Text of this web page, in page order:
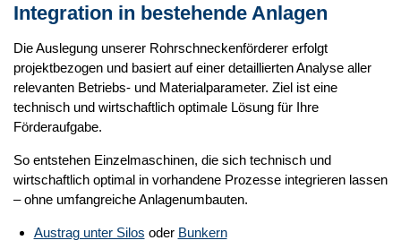
Integration in bestehende Anlagen
Die Auslegung unserer Rohrschneckenförderer erfolgt
projektbezogen und basiert auf einer detaillierten Analyse aller
relevanten Betriebs- und Materialparameter. Ziel ist eine
technisch und wirtschaftlich optimale Lösung für Ihre
Förderaufgabe.
So entstehen Einzelmaschinen, die sich technisch und
wirtschaftlich optimal in vorhandene Prozesse integrieren lassen
– ohne umfangreiche Anlagenumbauten.
Austrag unter Silos oder Bunkern